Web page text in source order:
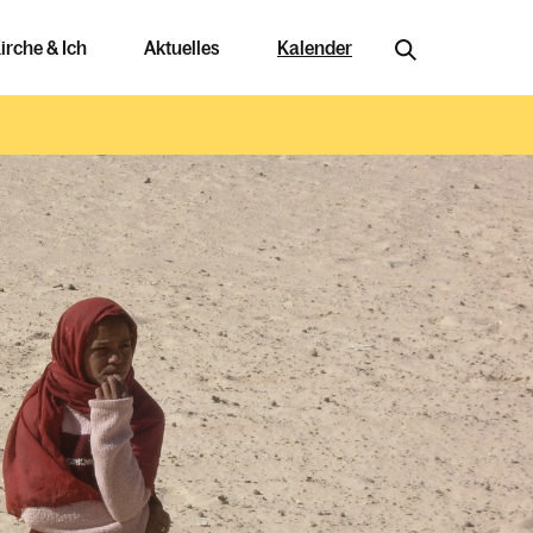
im Überblick
& Ich
Jobs & Bildung
Offene Stellen
Arbeiten in der Kirche
Ausbildungswege
Aktuelles Kalender